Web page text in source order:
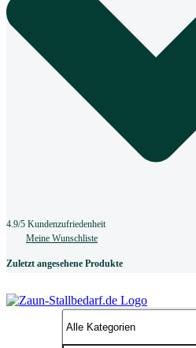
4.9/5 Kundenzufriedenheit
Meine Wunschliste
Zuletzt angesehene Produkte